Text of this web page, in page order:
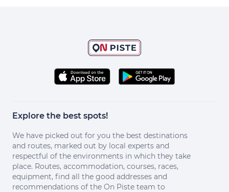
Explore the best spots!
We have picked out for you the best destinations
and routes, marked out by local experts and
respectful of the environments in which they take
place. Routes, accommodation, courses, races,
equipment, find all the good addresses and
recommendations of the On Piste team to